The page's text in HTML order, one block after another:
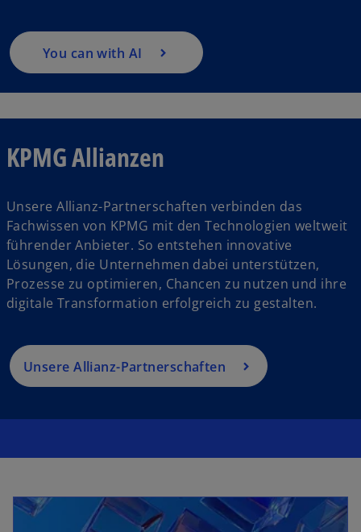
You can with AI
KPMG Allianzen
Unsere Allianz-Partnerschaften verbinden das
Fachwissen von KPMG mit den Technologien weltweit
führender Anbieter. So entstehen innovative
Lösungen, die Unternehmen dabei unterstützen,
Prozesse zu optimieren, Chancen zu nutzen und ihre
digitale Transformation erfolgreich zu gestalten.
Unsere Allianz-Partnerschaften